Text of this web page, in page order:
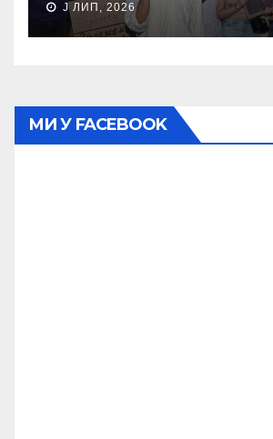
J ЛИП, 2026
МИ У FACEBOOK